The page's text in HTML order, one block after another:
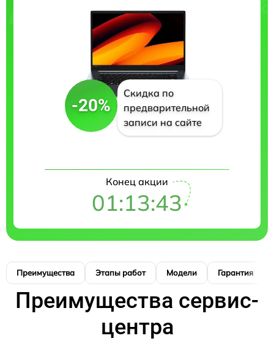
-20%
Скидка по
предварительной
записи на сайте
Конец акции
01:13:42
Преимущества Этапы работ Модели Гарантия
Преимущества сервис-
центра